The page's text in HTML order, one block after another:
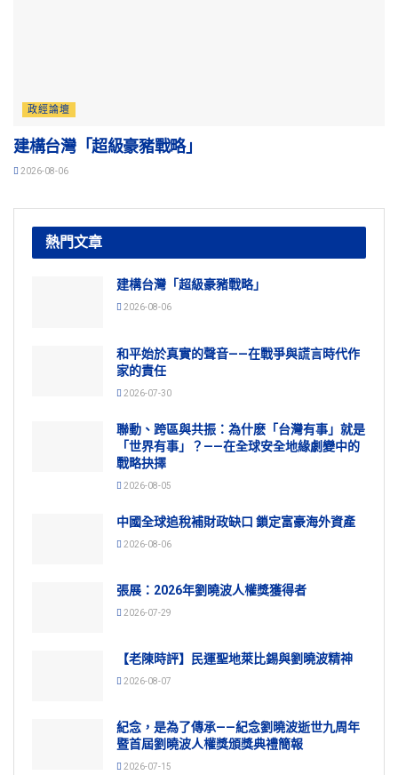
政經論壇
建構台灣「超級豪豬戰略」
2026-08-06
熱門文章
建構台灣「超級豪豬戰略」
2026-08-06
和平始於真實的聲音——在戰爭與謊言時代作
家的責任
2026-07-30
聯動、跨區與共振：為什麽「台灣有事」就是
「世界有事」？——在全球安全地緣劇變中的
戰略抉擇
2026-08-05
中國全球追稅補財政缺口 鎖定富豪海外資產
2026-08-06
張展：2026年劉曉波人權獎獲得者
2026-07-29
【老陳時評】民運聖地萊比錫與劉曉波精神
2026-08-07
紀念，是為了傳承——紀念劉曉波逝世九周年
暨首屆劉曉波人權獎頒獎典禮簡報
2026-07-15